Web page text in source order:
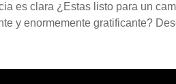
es clara ¿Estas listo para un
y enormemente gratificante?